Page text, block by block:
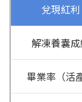
兌現紅利
解凍養囊
畢業率（活產